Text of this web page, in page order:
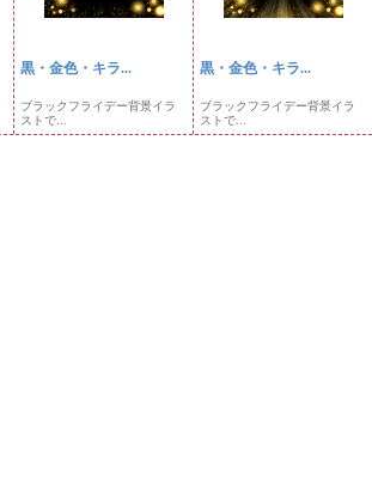
黒・金色・キラ...
ブラックフライデー背景イラ
ストで...
黒・金色・キラ...
ブラックフライデー背景イラ
ストで...